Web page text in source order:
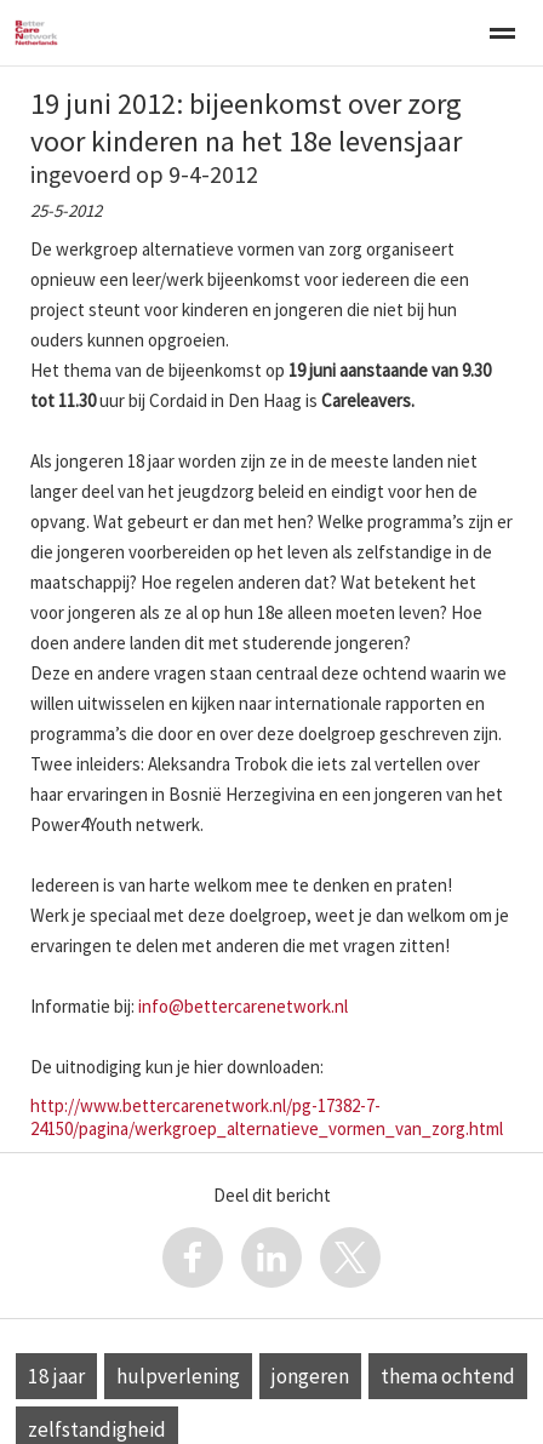
Welkom Over BCNN Werken met kinderen Gezinsgerichte
19 juni 2012: bijeenkomst over zorg
voor kinderen na het 18e levensjaar
ingevoerd op 9-4-2012
25-5-2012
De werkgroep alternatieve vormen van zorg organiseert
opnieuw een leer/werk bijeenkomst voor iedereen die een
project steunt voor kinderen en jongeren die niet bij hun
ouders kunnen opgroeien.
Het thema van de bijeenkomst op 19 juni aanstaande van 9.30
tot 11.30uur bij Cordaid in Den Haag is Careleavers.
Als jongeren 18 jaar worden zijn ze in de meeste landen niet
langer deel van het jeugdzorg beleid en eindigt voor hen de
opvang. Wat gebeurt er dan met hen? Welke programma’s zijn er
die jongeren voorbereiden op het leven als zelfstandige in de
maatschappij? Hoe regelen anderen dat? Wat betekent het
voor jongeren als ze al op hun 18e alleen moeten leven? Hoe
doen andere landen dit met studerende jongeren?
Deze en andere vragen staan centraal deze ochtend waarin we
willen uitwisselen en kijken naar internationale rapporten en
programma’s die door en over deze doelgroep geschreven zijn.
Twee inleiders: Aleksandra Trobok die iets zal vertellen over
haar ervaringen in Bosnië Herzegivina en een jongeren van het
Power4Youth netwerk.
Iedereen is van harte welkom mee te denken en praten!
Werk je speciaal met deze doelgroep, weet je dan welkom om je
ervaringen te delen met anderen die met vragen zitten!
Informatie bij: info@bettercarenetwork.nl
De uitnodiging kun je hier downloaden:
http://www.bettercarenetwork.nl/pg-17382-7-
24150/pagina/werkgroep_alternatieve_vormen_van_zorg.html
Deel dit bericht
18 jaar hulpverlening jongeren
thema ochtend
zelfstandigheid